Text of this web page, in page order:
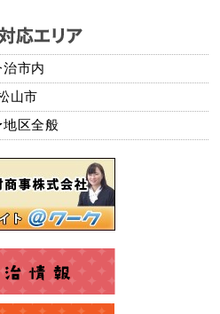
治市内
山市
地区全般